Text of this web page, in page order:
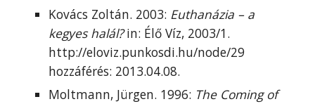
Kovács Zoltán. 2003: Euthanázia – a
kegyes halál?in: Élő Víz, 2003/1.
http://eloviz.punkosdi.hu/node/29
hozzáférés: 2013.04.08.
Moltmann, Jürgen. 1996: The Coming of